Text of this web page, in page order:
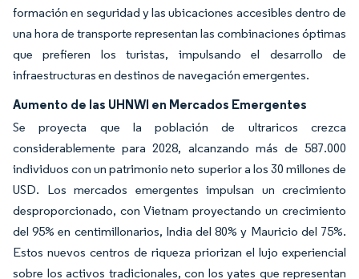
formación en seguridad y las ubicaciones accesibles dentro de
una hora de transporte representan las combinaciones óptimas
que prefieren los turistas, impulsando el desarrollo de
infraestructuras en destinos de navegación emergentes.
Aumento de las UHNWI en Mercados Emergentes
Se proyecta que la población de ultraricos crezca
considerablemente para 2028, alcanzando más de 587.000
individuos con un patrimonio neto superior a los 30 millones de
USD. Los mercados emergentes impulsan un crecimiento
desproporcionado, con Vietnam proyectando un crecimiento
del 95% en centimillonarios, India del 80% y Mauricio del 75%.
Estos nuevos centros de riqueza priorizan el lujo experiencial
sobre los activos tradicionales, con los yates que representan